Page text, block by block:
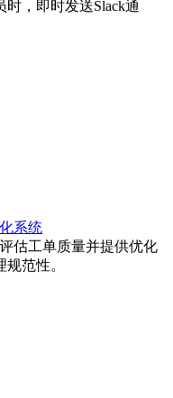
，即时发送Slack通
系统
估工单质量并提供优化
范性。